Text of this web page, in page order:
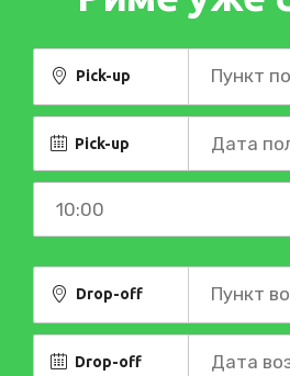
Pick-up Пункт
Pick-up
Drop-off Пункт
Drop-off